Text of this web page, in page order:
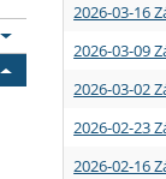
2026-03-16
2026-03-09
2026-03-02
2026-02-23
2026-02-16